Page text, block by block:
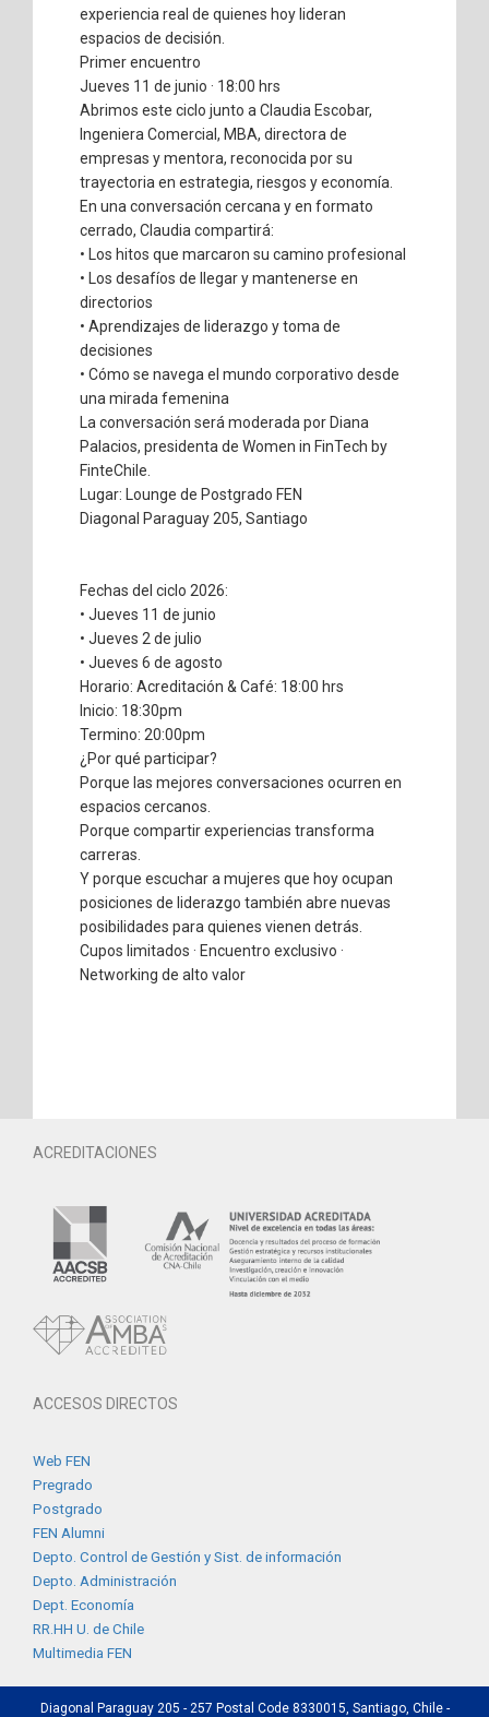
experiencia real de quienes hoy lideran
espacios de decisión.
Primer encuentro
Jueves 11 de junio · 18:00 hrs
Abrimos este ciclo junto a Claudia Escobar,
Ingeniera Comercial, MBA, directora de
empresas y mentora, reconocida por su
trayectoria en estrategia, riesgos y economía.
En una conversación cercana y en formato
cerrado, Claudia compartirá:
• Los hitos que marcaron su camino profesional
• Los desafíos de llegar y mantenerse en
directorios
• Aprendizajes de liderazgo y toma de
decisiones
• Cómo se navega el mundo corporativo desde
una mirada femenina
La conversación será moderada por Diana
Palacios, presidenta de Women in FinTech by
FinteChile.
Lugar: Lounge de Postgrado FEN
Diagonal Paraguay 205, Santiago
Fechas del ciclo 2026:
• Jueves 11 de junio
• Jueves 2 de julio
• Jueves 6 de agosto
Horario: Acreditación & Café: 18:00 hrs
Inicio: 18:30pm
Termino: 20:00pm
¿Por qué participar?
Porque las mejores conversaciones ocurren en
espacios cercanos.
Porque compartir experiencias transforma
carreras.
Y porque escuchar a mujeres que hoy ocupan
posiciones de liderazgo también abre nuevas
posibilidades para quienes vienen detrás.
Cupos limitados · Encuentro exclusivo ·
Networking de alto valor
ACREDITACIONES
ACCESOS DIRECTOS
Web FEN
Pregrado
Postgrado
FEN Alumni
Depto. Control de Gestión y Sist. de información
Depto. Administración
Dept. Economía
RR.HH U. de Chile
Multimedia FEN
Diagonal Paraguay 205 - 257 Postal Code 8330015, Santiago, Chile -